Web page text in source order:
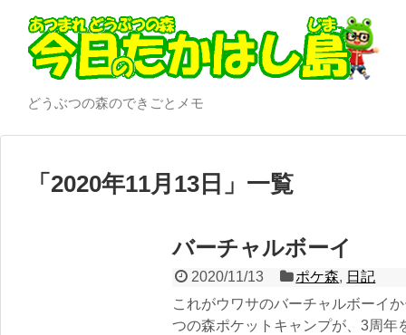
どうぶつの森のできごとメモ
「 2020年11月13日 」 一覧
バーチャルボーイ
2020/11/13 ポケ森, 日記
これがウワサのバーチャルボーイ
つの森ポケットキャンプが、3周年